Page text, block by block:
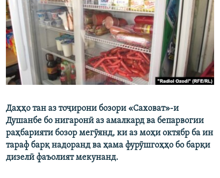
ГУЗОРИШҲОИ РАДИОӢ
Русский
ПАЙГИРӢ КУНЕД
Ҳамаи сомонаҳои RFE/RL
Даҳҳо тан аз тоҷирони бозори «Саховат»-и
Душанбе бо нигаронӣ аз амалкард ва бепарвогии
раҳбарияти бозор мегӯянд, ки аз моҳи октябр ба ин
тараф барқ надоранд ва ҳама фурӯшгоҳҳо бо барқи
дизелӣ фаъолият мекунанд.